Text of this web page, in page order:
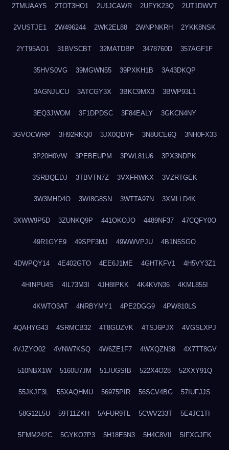
2TMUAAY5 2TOT3HO1 2U1JCAWR 2UFYK23Q 2UT1DWVT
2VUSTJE1 2W496244 2WK2EL88 2WNPNKRH 2YKK8NSK
2YT95AO1 31BVSCBT 32MATDBP 3478760D 357AGF1F
35HVS0VG 39MGWN55 39PXKH1B 3A43DKQP
3AGNJUCU 3ATCGY3X 3BKC9MX3 3BWP93L1
3EQ3JWOM 3F1DPDSC 3F84EALY 3GKCN4NY
3GVOCWRP 3H92RKQ0 3JX0QDYF 3N8UCE6Q 3NH0FX33
3P20H0VW 3PEBEUPM 3PWL81U6 3PX3NDPK
3SRBQEDJ 3TBVTN7Z 3VXFRWKX 3VZRTGEK
3W3MHD4O 3WI8G8SN 3WTTA97N 3XMLLD4K
3XWW9P5D 3ZUNKQ9P 441OKOJO 4489NF37 47CQFY0O
49R1GYE9 49SPF3MJ 49WWVPJU 4B1N5SGO
4DWPQY14 4E402GTO 4EE6J1ME 4GHTKFV1 4H5VY3Z1
4HINPU4S 4IL73M3I 4JH8IPKK 4K4KVN36 4KML855I
4KWTO3AT 4NRBYMY1 4PE2DGG9 4PW810LS
4QAHYG43 4SRMCB32 4T8GUZVK 4TSJ6PJX 4VGSLXPJ
4VJZYO02 4VNW7KSQ 4W6ZE1F7 4WXQZN38 4X7TT8GV
510NBX1W 5160U7JM 51JUGSIB 522X4O28 52XXY91Q
55JKJF3L 55XAQHMU 56975PIR 56SCV4BG 57IUFJJS
58G12L5U 59T11ZKH 5AFUR9TL 5CWV233T 5E4JC1TI
5FMM242C 5GYKO7P3 5H18E5N3 5H4C8VII 5IFXGJFK